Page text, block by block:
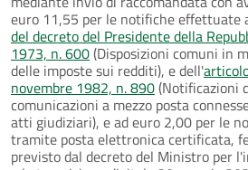
euro 11,55 per le notifiche effettuate
del decreto del Presidente della
1973, n. 600(Disposizioni comuni in
delle imposte sui redditi), e dell'
novembre 1982, n. 890(Notificazioni
comunicazioni a mezzo posta
atti giudiziari), e ad euro 2,00 per le
tramite posta elettronica certificata,
previsto dal decreto del Ministro per